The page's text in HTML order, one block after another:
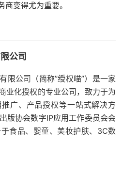
变得尤为重要。
公司
限公司（简称”绶权喵”）是一家
业化授权的专业公司，致力于为
广、产品授权等一站式解决方
版协会数字IP应用工作委员会会
食品、婴童、美妆护肤、3C数